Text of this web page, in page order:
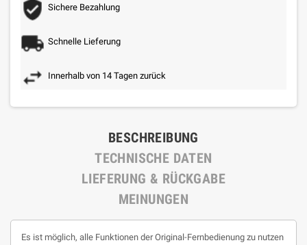
Sichere Bezahlung
Schnelle Lieferung
Innerhalb von 14 Tagen zurück
BESCHREIBUNG
TECHNISCHE DATEN
LIEFERUNG & RÜCKGABE
MEINUNGEN
Es ist möglich, alle Funktionen der Original-Fernbedienung zu nutzen